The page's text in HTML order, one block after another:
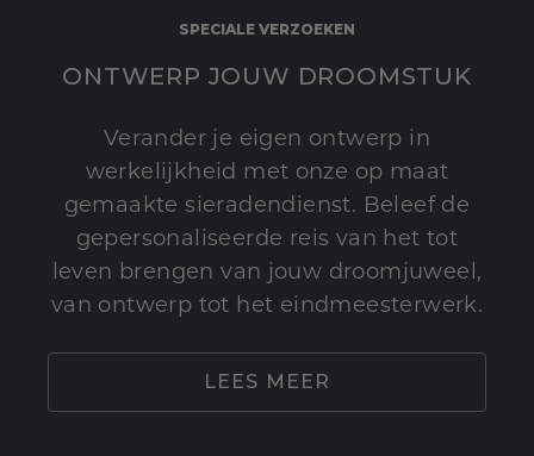
SPECIALE VERZOEKEN
ONTWERP JOUW DROOMSTUK
Verander je eigen ontwerp in
werkelijkheid met onze op maat
gemaakte sieradendienst. Beleef de
gepersonaliseerde reis van het tot
leven brengen van jouw droomjuweel,
van ontwerp tot het eindmeesterwerk.
LEES MEER